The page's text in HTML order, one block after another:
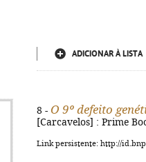
ADICIONAR À LISTA
8 - O 9º defeito
[Carcavelos] : Prime
Link persistente: http://